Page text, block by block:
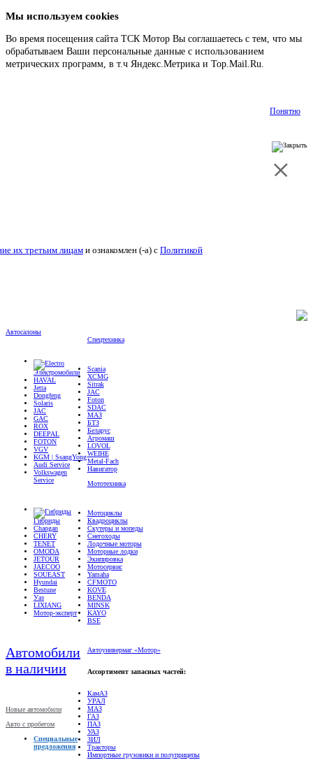
Мы используем cookies
Во время посещения сайта ТСК Мотор Вы соглашаетесь с тем, что мы
обрабатываем Ваши персональные данные с использованием
метрических программ, в т.ч Яндекс.Метрика и Top.Mail.Ru.
Понятно
их третьим лицами ознакомлен (-а) cПолитикой
Автосалоны
Электромобили
HAVAL
Jetta
Dongfeng
Solaris
JAC
GAC
ROX
DEEPAL
FOTON
VGV
KGM | SsangYong
Audi Service
Volkswagen
Service
Гибриды
Changan
CHERY
TENET
OMODA
JETOUR
JAECOO
SOUEAST
Hyundai
Bestune
Уаз
LIXIANG
Мотор-эксперт
Автомобили
в наличии
Новые автомобили
Авто с пробегом
Специальные
предложения
Спецтехника
Scania
XCMG
Sitrak
JAC
Foton
SDAC
МАЗ
БТЗ
Беларус
Агромаш
LOVOL
WEIHE
Metal-Fach
Навигатор
Мототехника
Мотоциклы
Квадроциклы
Скутеры и мопеды
Снегоходы
Лодочные моторы
Моторные лодки
Экипировка
Мотосервис
Yamaha
CFMOTO
KOVE
BENDA
MINSK
KAYO
BSE
Автоунивермаг «Мотор»
Ассортимент запасных частей:
КамАЗ
УРАЛ
МАЗ
ГАЗ
ПАЗ
УАЗ
ЗИЛ
Тракторы
Импортные грузовики и полуприцепы